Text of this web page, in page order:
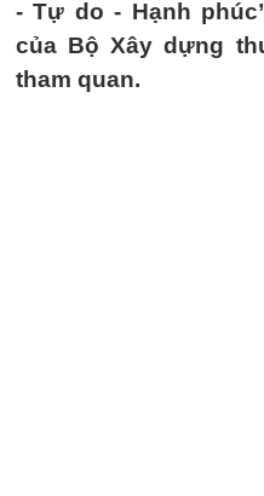
- Tự do - Hạnh
của Bộ Xây dựng
tham quan.